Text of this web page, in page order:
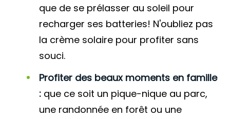
que de se prélasser au soleil pour
recharger ses batteries! N'oubliez pas
la crème solaire pour profiter sans
souci.
Profiter des beaux moments en famille
: que ce soit un pique-nique au parc,
une randonnée en forêt ou une